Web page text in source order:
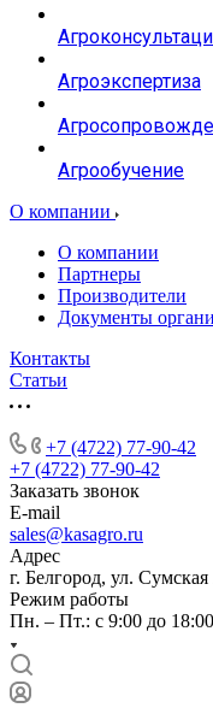
Агроэкспертиза
Агрообучение
О компании
О компании
Партнеры
Производители
Документы
Контакты
Статьи
+7 (4722) 77-90-42
+7 (4722) 77-90-42
Заказать звонок
E-mail
sales@kasagro.ru
Адрес
г. Белгород, ул.
Режим работы
Пн. – Пт.: с 9:00 до 18:00